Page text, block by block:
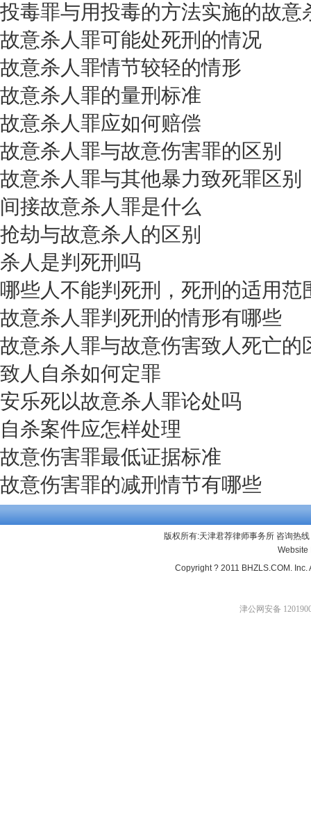
投毒罪与用投毒的方法实施的故意
故意杀人罪可能处死刑的情况
故意杀人罪情节较轻的情形
故意杀人罪的量刑标准
故意杀人罪应如何赔偿
故意杀人罪与故意伤害罪的区别
故意杀人罪与其他暴力致死罪区别
间接故意杀人罪是什么
抢劫与故意杀人的区别
杀人是判死刑吗
哪些人不能判死刑，死刑的适用范
故意杀人罪判死刑的情形有哪些
故意杀人罪与故意伤害致人死亡的
致人自杀如何定罪
安乐死以故意杀人罪论处吗
自杀案件应怎样处理
故意伤害罪最低证据标准
故意伤害罪的减刑情节有哪些
版权所有:天津君荐律师事务所 咨询
Website
Copyright ? 2011 BHZLS.COM.
津公网安备